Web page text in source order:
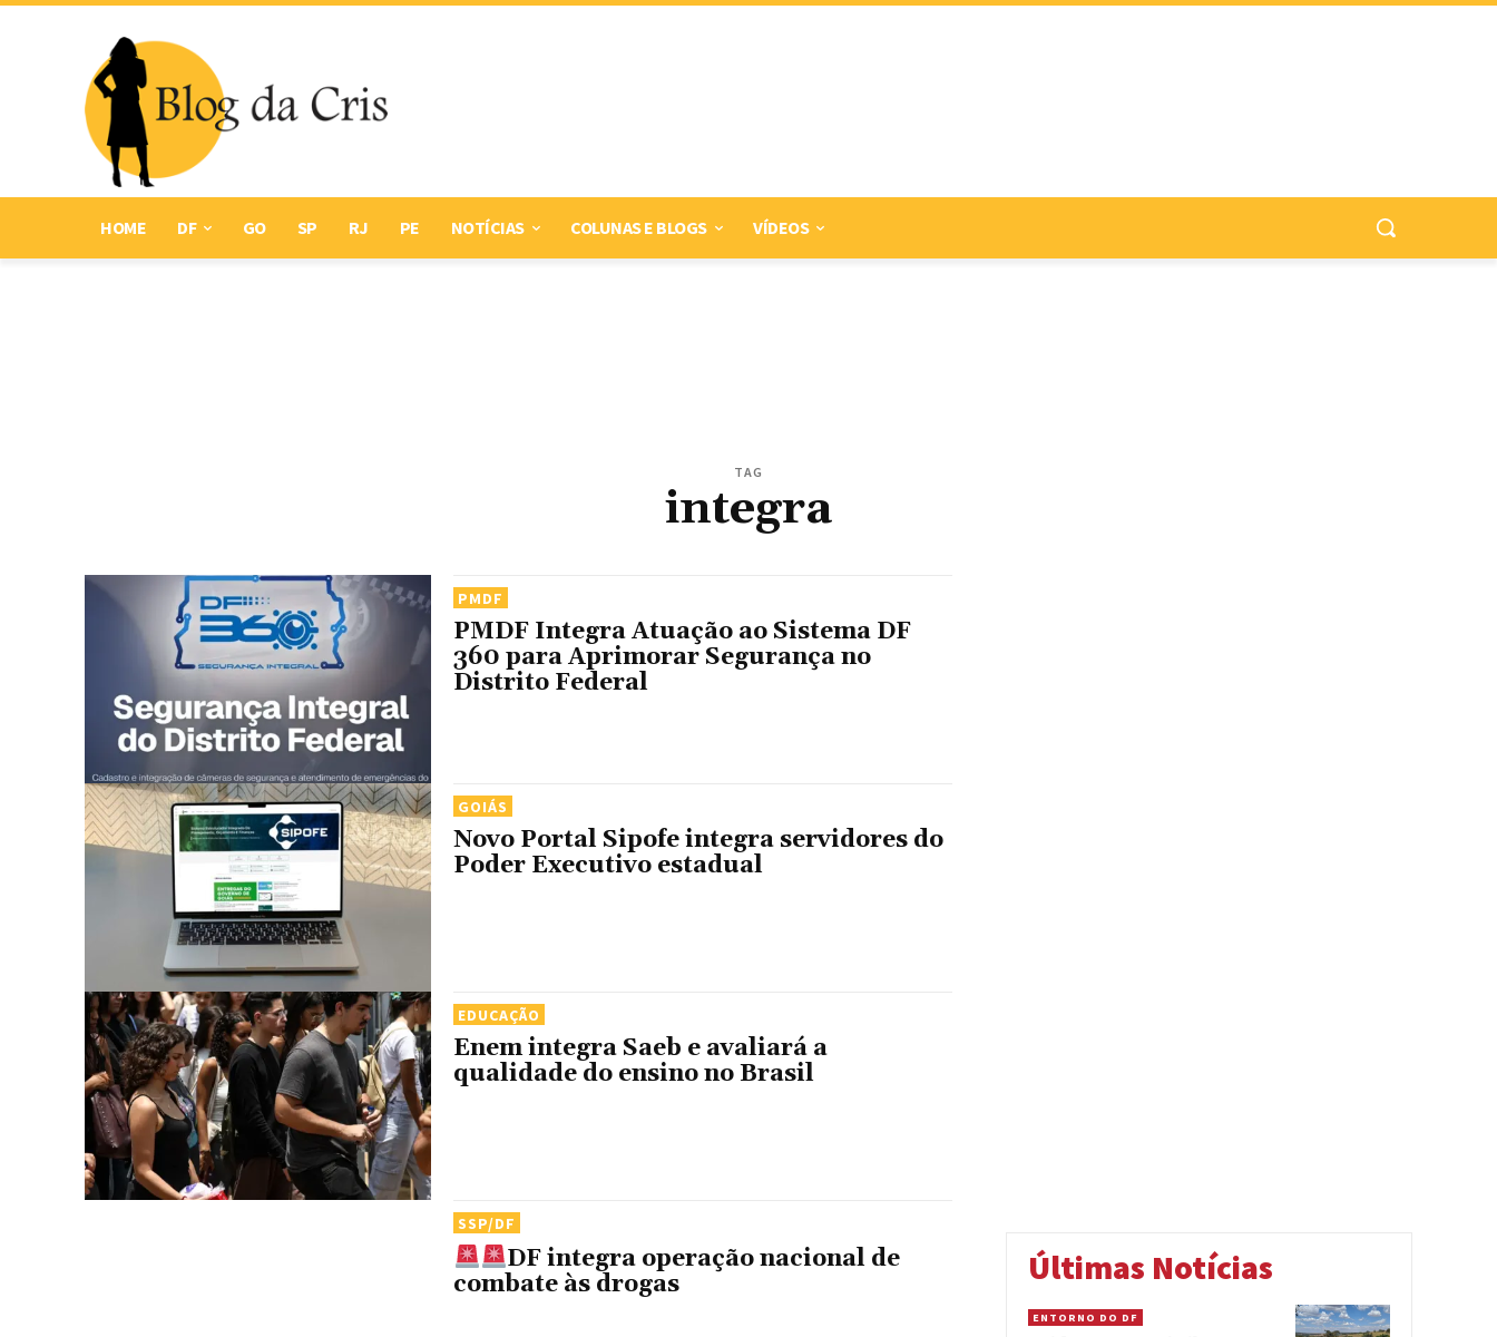
HOME DF GO SP RJ PE NOTÍCIAS COLUNAS E BLOGS VÍDEOS
TAG
integra
PMDF
PMDF Integra Atuação ao Sistema DF
360 para Aprimorar Segurança no
Distrito Federal
GOIÁS
Novo Portal Sipofe integra servidores do
Poder Executivo estadual
EDUCAÇÃO
Enem integra Saeb e avaliará a
qualidade do ensino no Brasil
SSP/DF
DF integra operação nacional de
combate às drogas
Últimas Notícias
ENTORNO DO DF